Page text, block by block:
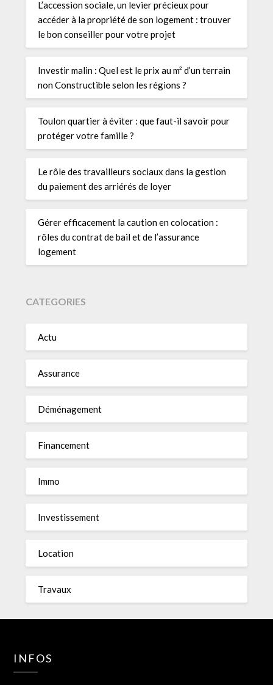
L’accession sociale, un levier précieux pour
accéder à la propriété de son logement : trouver
le bon conseiller pour votre projet
Investir malin : Quel est le prix au m² d’un terrain
non Constructible selon les régions ?
Toulon quartier à éviter : que faut-il savoir pour
protéger votre famille ?
Le rôle des travailleurs sociaux dans la gestion
du paiement des arriérés de loyer
Gérer efficacement la caution en colocation :
rôles du contrat de bail et de l’assurance
logement
CATEGORIES
Actu
Assurance
Déménagement
Financement
Immo
Investissement
Location
Travaux
INFOS